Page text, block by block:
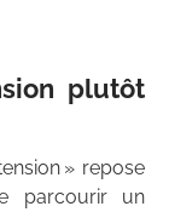
plutôt
» repose
parcourir un